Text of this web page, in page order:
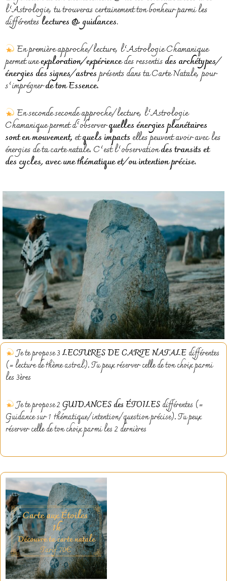
l’Astrologie, tu trouveras certainement ton bonheur parmi les
différenteslectures & guidances.
En première approche/lecture, l’Astrologie Chamanique
permet uneexploration/expériencedes ressentisdes archétypes/
énergies des signes/astresprésents dans ta Carte Natale, pour
s’imprégnerde ton Essence.
En seconde seconde approche/lecture, l’Astrologie
Chamanique permet d’observerquelles énergies planétaires
sont en mouvement,etquels impactselles peuvent avoir avec les
énergies de ta carte natale. C’est l’observationdes transits et
des cycles, avec une thématique et/ou intention précise.
Je te propose 3LECTURES DE CARTE NATALEdifférentes
(= lecture de thème astral). Tu peux réserver celle de ton choix parmi
les 3ères
Je te propose 2GUIDANCES des ÉTOILESdifférentes (=
Guidance sur 1 thématique/intention/question précise). Tu peux
réserver celle de ton choix parmi les 2 dernières